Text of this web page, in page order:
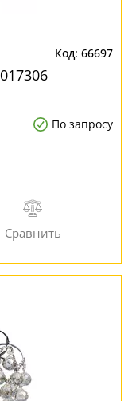
66697
По запросу